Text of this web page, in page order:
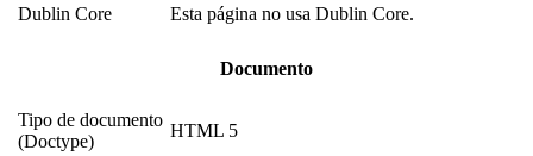
Dublin Core
Esta página no usa Dublin Core.
Documento
Tipo de documento
(Doctype)
HTML 5